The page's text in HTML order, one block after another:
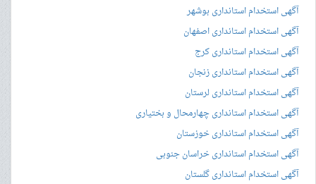
آگهی استخدام استانداری بوشهر
آگهی استخدام استانداری اصفهان
آگهی استخدام استانداری کرج
آگهی استخدام استانداری زنجان
آگهی استخدام استانداری لرستان
آگهی استخدام استانداری چهارمحال و بختیاری
آگهی استخدام استانداری خوزستان
آگهی استخدام استانداری خراسان جنوبی
آگهی استخدام استانداری گلستان